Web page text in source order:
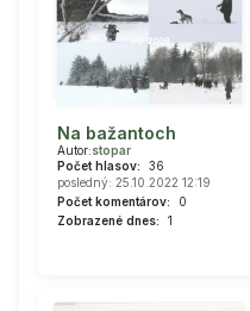
Na bažantoch
Autor:stopar
Počet hlasov:
36
posledný: 25.10.2022 12:19
Počet komentárov:
0
Zobrazené dnes:
1